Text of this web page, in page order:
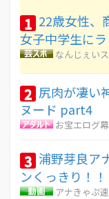
1 22歳女性、
女子中学生に
なんじぇい
2 尻肉が凄い
ヌード part4
お宝エログ
3 浦野芽良ア
ンくっきり！！
アナきゃぷ